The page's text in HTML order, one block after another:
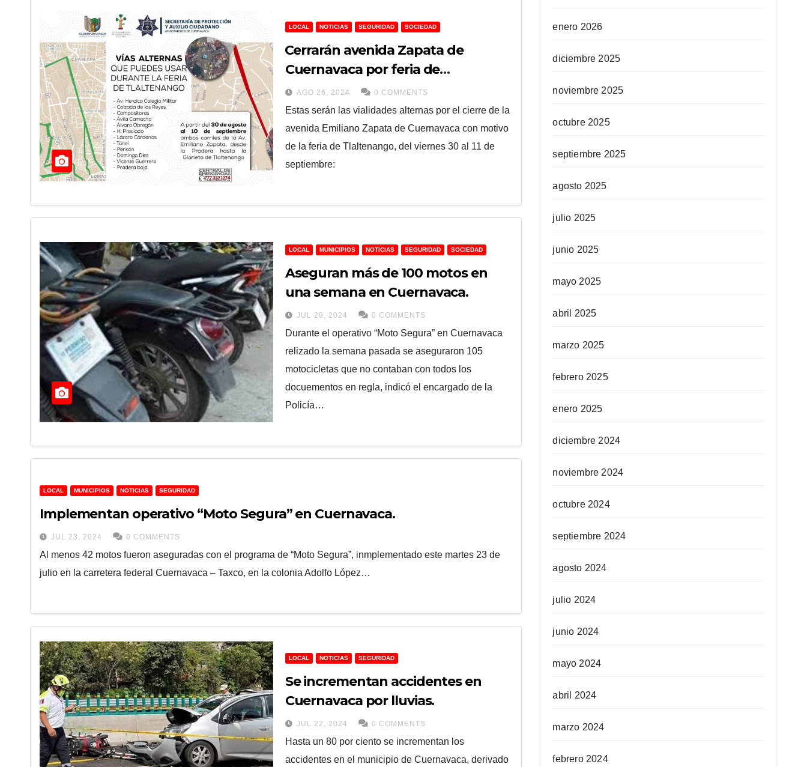
LOCAL NOTICIAS SEGURIDAD SOCIEDAD
⁠Cerrarán avenida Zapata de
Cuernavaca por feria de
Tlaltenango a partir de este
viernes
AGO 26, 2024 0 COMMENTS
Estas serán las vialidades alternas por el cierre de la
avenida Emiliano Zapata de Cuernavaca con motivo
de la feria de Tlaltenango, del viernes 30 al 11 de
septiembre:
LOCAL MUNICIPIOS NOTICIAS SEGURIDAD SOCIEDAD
Aseguran más de 100 motos en
una semana en Cuernavaca.
JUL 29, 2024 0 COMMENTS
Durante el operativo “Moto Segura” en Cuernavaca
relizado la semana pasada se aseguraron 105
motocicletas que no contaban con todos los
docuementos en regla, indicó el encargado de la
Policía…
LOCAL MUNICIPIOS NOTICIAS SEGURIDAD
Implementan operativo “Moto Segura” en Cuernavaca.
JUL 23, 2024 0 COMMENTS
Al menos 42 motos fueron aseguradas con el programa de “Moto Segura”, inmplementado este martes 23 de
julio en la carretera federal Cuernavaca – Taxco, en la colonia Adolfo López…
LOCAL NOTICIAS SEGURIDAD
Se incrementan accidentes en
Cuernavaca por lluvias.
JUL 22, 2024 0 COMMENTS
Hasta un 80 por ciento se incrementan los
accidentes en el municipio de Cuernavaca, derivado
enero 2026
diciembre 2025
noviembre 2025
octubre 2025
septiembre 2025
agosto 2025
julio 2025
junio 2025
mayo 2025
abril 2025
marzo 2025
febrero 2025
enero 2025
diciembre 2024
noviembre 2024
octubre 2024
septiembre 2024
agosto 2024
julio 2024
junio 2024
mayo 2024
abril 2024
marzo 2024
febrero 2024